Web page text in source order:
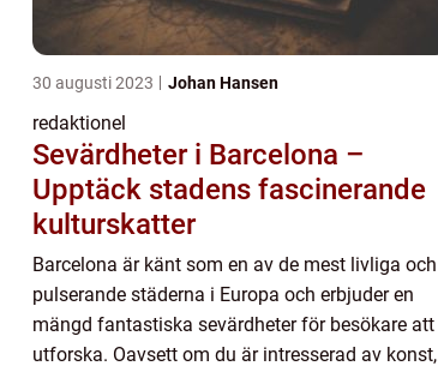
30 augusti 2023 Johan Hansen
redaktionel
Sevärdheter i Barcelona –
Upptäck stadens fascinerande
kulturskatter
Barcelona är känt som en av de mest livliga och
pulserande städerna i Europa och erbjuder en
mängd fantastiska sevärdheter för besökare att
utforska. Oavsett om du är intresserad av konst,